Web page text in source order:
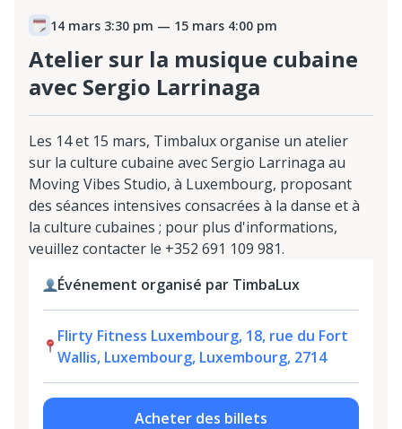
14 mars 3:30 pm — 15 mars 4:00 pm
Atelier sur la musique cubaine
avec Sergio Larrinaga
Les 14 et 15 mars, Timbalux organise un atelier
sur la culture cubaine avec Sergio Larrinaga au
Moving Vibes Studio, à Luxembourg, proposant
des séances intensives consacrées à la danse et à
la culture cubaines ; pour plus d'informations,
veuillez contacter le +352 691 109 981.
Événement organisé par TimbaLux
Flirty Fitness Luxembourg, 18, rue du Fort
Wallis, Luxembourg, Luxembourg, 2714
Acheter des billets